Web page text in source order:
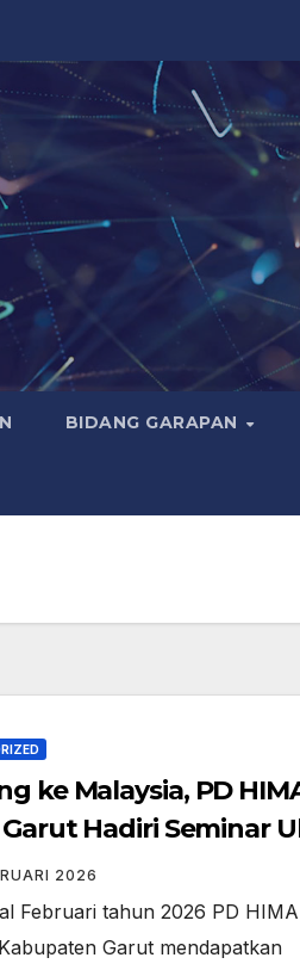
BIDANG GARAPAN
ke Malaysia, PD
Garut Hadiri Seminar
2026
Februari tahun 2026 PD HIMA
Garut mendapatkan